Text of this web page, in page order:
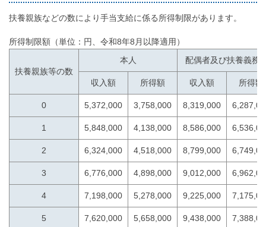
扶養親族などの数により手当支給に係る所得制限があります。
所得制限額（単位：円、令和8年8月以降適用）
扶養親族等の数
本人 配偶者及び扶養義務
収入額 所得額 収入額 所得額
0 5,372,000 3,758,000 8,319,000
1 5,848,000 4,138,000 8,586,000
2 6,324,000 4,518,000 8,799,000
3 6,776,000 4,898,000 9,012,000
4 7,198,000 5,278,000 9,225,000
5 7,620,000 5,658,000 9,438,000